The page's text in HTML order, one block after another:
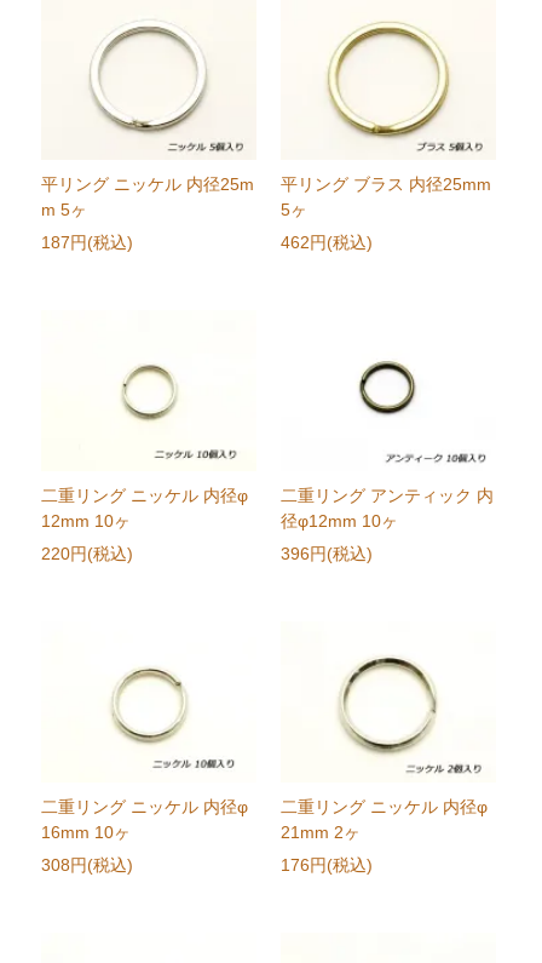
平リング ニッケル 内径25m
m 5ヶ
187円(税込)
平リング ブラス 内径25mm
5ヶ
462円(税込)
二重リング ニッケル 内径φ
12mm 10ヶ
220円(税込)
二重リング アンティック 内
径φ12mm 10ヶ
396円(税込)
二重リング ニッケル 内径φ
16mm 10ヶ
308円(税込)
二重リング ニッケル 内径φ
21mm 2ヶ
176円(税込)